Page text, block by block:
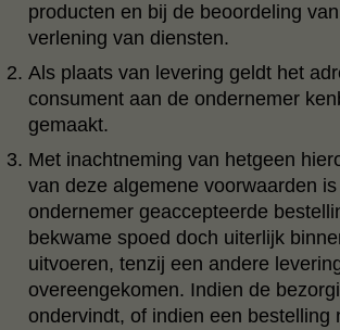
producten en bij de beoordeling
verlening van diensten.
Als plaats van levering geldt het
consument aan de ondernemer
gemaakt.
Met inachtneming van hetgeen
van deze algemene voorwaarden
ondernemer geaccepteerde
bekwame spoed doch uiterlijk
uitvoeren, tenzij een andere
overeengekomen. Indien de
ondervindt, of indien een bestelling